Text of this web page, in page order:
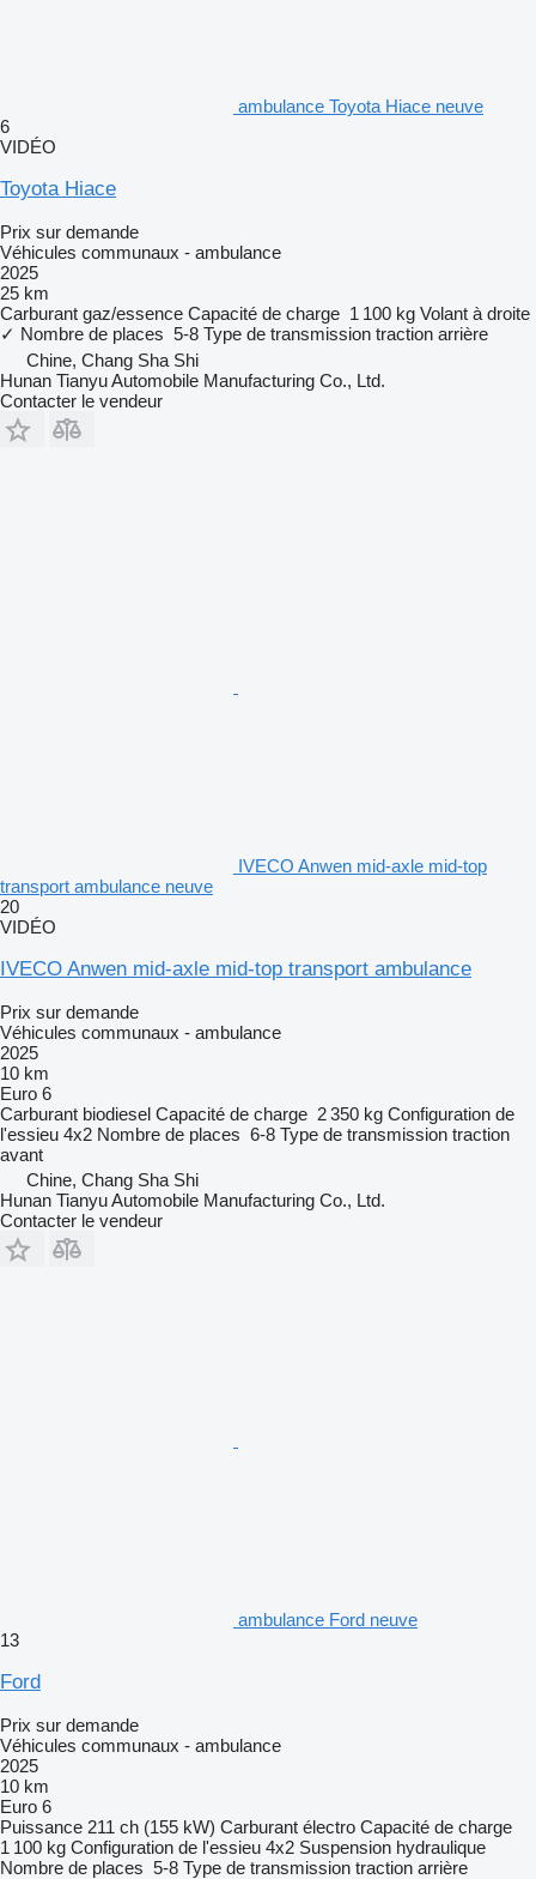
ambulance Toyota Hiace neuve
6
VIDÉO
Toyota Hiace
Prix sur demande
Véhicules communaux - ambulance
2025
25 km
Carburant gaz/essence Capacité de charge 1 100 kg Volant à droite
✓ Nombre de places 5-8 Type de transmission traction arrière
Chine, Chang Sha Shi
Hunan Tianyu Automobile Manufacturing Co., Ltd.
Contacter le vendeur
IVECO Anwen mid-axle mid-top
transport ambulance neuve
20
VIDÉO
IVECO Anwen mid-axle mid-top transport ambulance
Prix sur demande
Véhicules communaux - ambulance
2025
10 km
Euro 6
Carburant biodiesel Capacité de charge 2 350 kg Configuration de
l'essieu 4x2 Nombre de places 6-8 Type de transmission traction
avant
Chine, Chang Sha Shi
Hunan Tianyu Automobile Manufacturing Co., Ltd.
Contacter le vendeur
ambulance Ford neuve
13
Ford
Prix sur demande
Véhicules communaux - ambulance
2025
10 km
Euro 6
Puissance 211 ch (155 kW) Carburant électro Capacité de charge
1 100 kg Configuration de l'essieu 4x2 Suspension hydraulique
Nombre de places 5-8 Type de transmission traction arrière